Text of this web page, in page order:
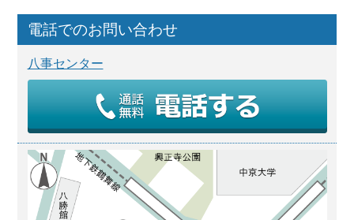
電話でのお問い合わせ
八事センター